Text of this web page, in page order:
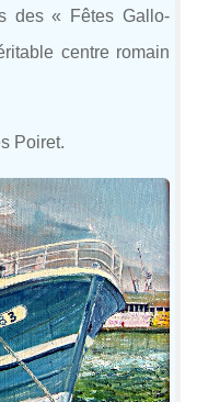
des « Fêtes Gallo-
centre romain
Poiret.